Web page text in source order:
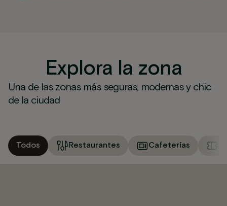
Explora la zona
Una de las zonas más seguras, modernas y chic
de la ciudad
Todos Restaurantes Cafeterías